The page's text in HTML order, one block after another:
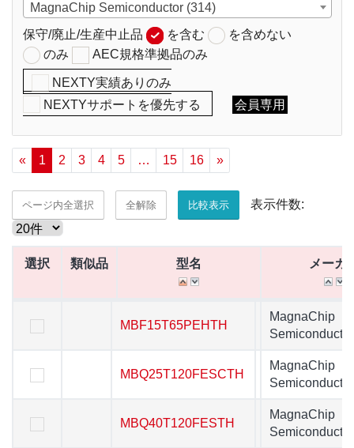
MagnaChip Semiconductor (314)
保守/廃止/生産中止品
を含む
を含めない
のみ
AEC規格準拠品のみ
NEXTY実績ありのみ
NEXTYサポートを優先する
会員専用
« 1 2 3 4 5 … 15 16 »
ページ内全選択 全解除 比較表示 表示件数:
選択 類似品 型名 メーカ
メーカ
MBF15T65PEHTH
MagnaChip
Semiconductor
MBQ25T120FESCTH
MagnaChip
Semiconductor
MBQ40T120FESTH
MagnaChip
Semiconductor
選択 類似品 型名
MBF15T65PEHTH
MBQ25T120FESCTH
MBQ40T120FESTH